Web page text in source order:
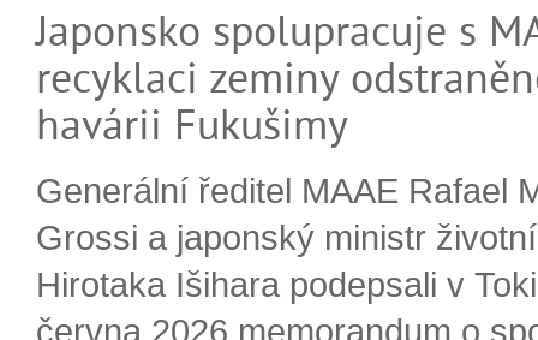
Japonsko spolupracuje s
recyklaci zeminy
havárii Fukušimy
Generální ředitel MAAE Rafael
Grossi a japonský ministr
Hirotaka Išihara podepsali v
června 2026 memorandum o